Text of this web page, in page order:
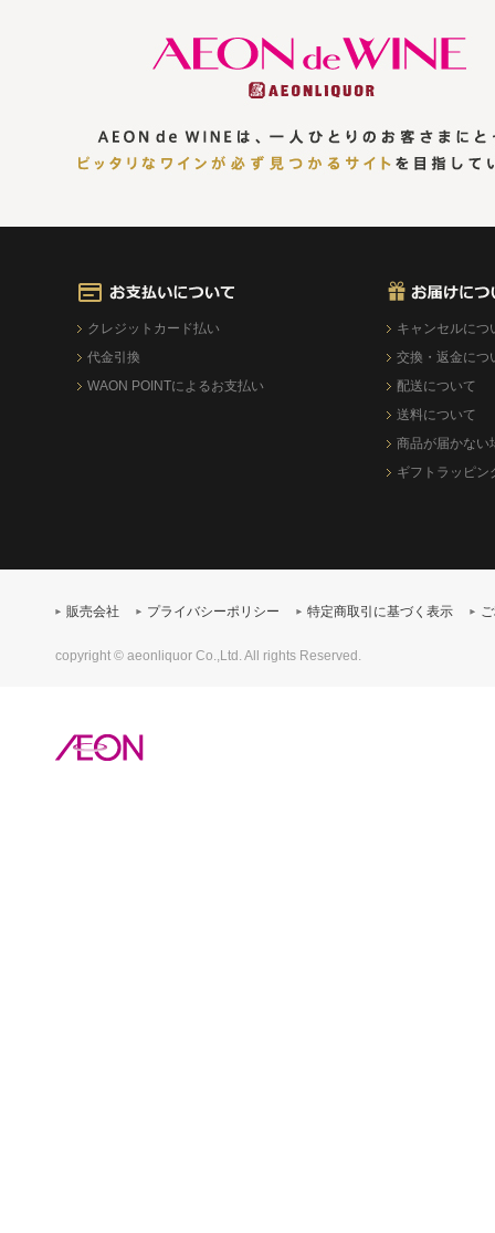
クレジットカード払い
代金引換
WAON POINTによるお支払い
キャンセルにつ
交換・返金につ
配送について
送料について
商品が届かない
ギフトラッピン
販売会社 プライバシーポリシー 特定商取引に基づく表示
copyright © aeonliquor Co.,Ltd. All rights Reserved.